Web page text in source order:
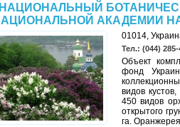
АКАДЕМИИ
01014,
Тел.: (044)
Объект
фонд
видов
450 видов
открытого
га.